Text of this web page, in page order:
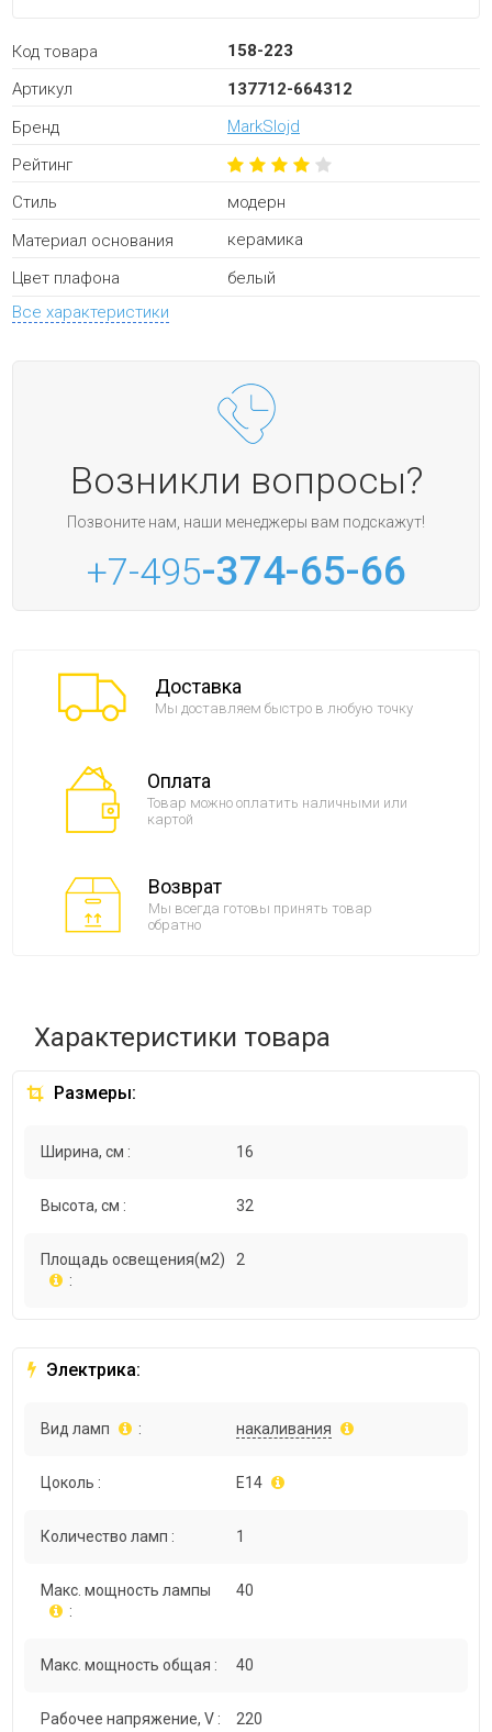
Код товара
158-223
Артикул
137712-664312
Бренд
MarkSlojd
Рейтинг
Стиль
модерн
Материал основания
керамика
Цвет плафона
белый
Все характеристики
Возникли вопросы?
Позвоните нам, наши менеджеры вам подскажут!
+7-495-374-65-66
Доставка
Мы доставляем быстро в любую точку
Оплата
Товар можно оплатить наличными или
картой
Возврат
Мы всегда готовы принять товар
обратно
Характеристики товара
Размеры:
Ширина, см : 16
Высота, см : 32
Площадь освещения(м2)
:
2
Электрика:
Вид ламп : накаливания
Цоколь : E14
Количество ламп : 1
Макс. мощность лампы
:
40
Макс. мощность общая : 40
Рабочее напряжение, V : 220